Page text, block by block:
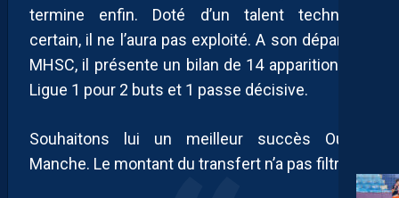
termine enfin. Doté d’un talent technique
certain, il ne l’aura pas exploité. A son départ du
MHSC, il présente un bilan de 14 apparitions en
Ligue 1 pour 2 buts et 1 passe décisive.
Souhaitons lui un meilleur succès Outre-
Manche. Le montant du transfert n’a pas filtré.